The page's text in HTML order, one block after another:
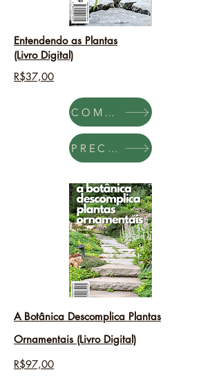
Entendendo as Plantas
(Livro Digital)
R$37,00
COMPRAR
PRECISO
A Botânica Descomplica Plantas
Ornamentais (Livro Digital)
R$97,00